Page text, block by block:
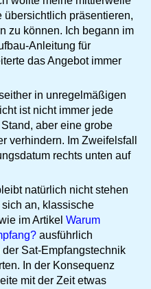
präsentieren,
zu können. Ich begann im
Anleitung für
das Angebot immer
in unregelmäßigen
ist nicht immer jede
aber eine grobe
verhindern. Im Zweifelsfall
rechts unten auf
natürlich nicht stehen
an, klassische
im Artikel Warum
ausführlich
Sat-Empfangstechnik
In der Konsequenz
mit der Zeit etwas